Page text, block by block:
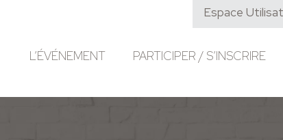
Espace
L’ÉVÉNEMENT PARTICIPER / S’INSCRIRE